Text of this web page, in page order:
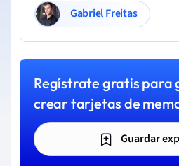
Gabriel Freitas
Regístrate gratis para
crear tarjetas de
Guardar